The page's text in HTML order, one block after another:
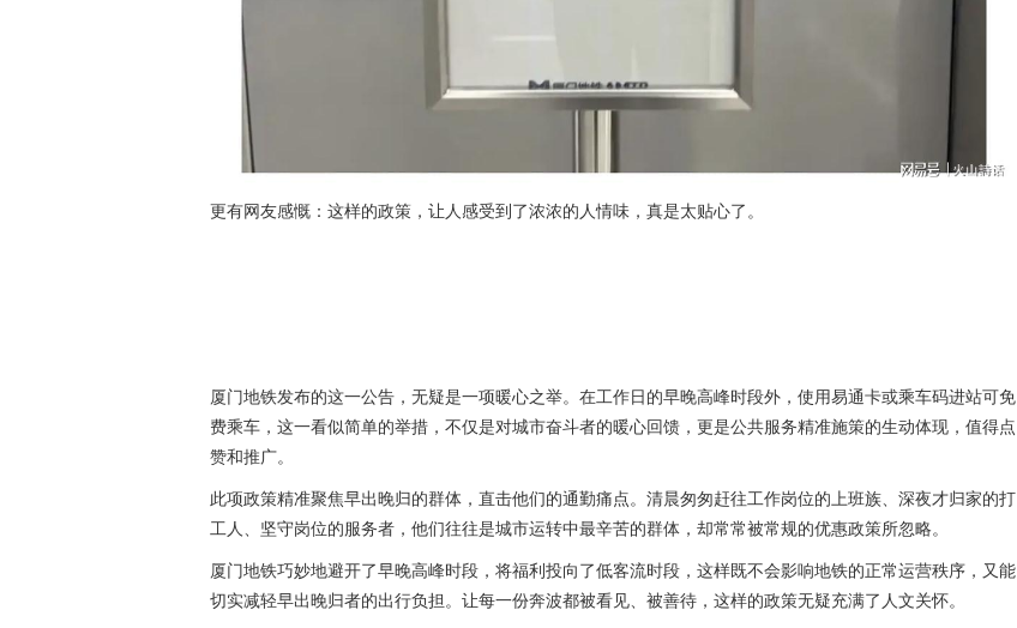
更有网友感慨：这样的政策，让人感受到了浓浓的人情味，真是太贴心了。
厦门地铁发布的这一公告，无疑是一项暖心之举。在工作日的早晚高峰时段外，使用易通卡或乘车码进站可免
费乘车，这一看似简单的举措，不仅是对城市奋斗者的暖心回馈，更是公共服务精准施策的生动体现，值得点
赞和推广。
此项政策精准聚焦早出晚归的群体，直击他们的通勤痛点。清晨匆匆赶往工作岗位的上班族、深夜才归家的打
工人、坚守岗位的服务者，他们往往是城市运转中最辛苦的群体，却常常被常规的优惠政策所忽略。
厦门地铁巧妙地避开了早晚高峰时段，将福利投向了低客流时段，这样既不会影响地铁的正常运营秩序，又能
切实减轻早出晚归者的出行负担。让每一份奔波都被看见、被善待，这样的政策无疑充满了人文关怀。